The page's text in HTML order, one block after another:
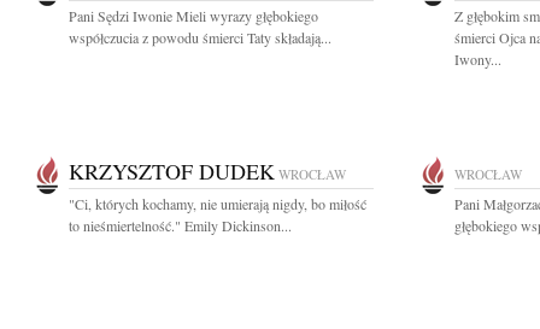
Pani Sędzi Iwonie Mieli wyrazy głębokiego
współczucia z powodu śmierci Taty składają...
Z głębokim
śmierci Ojca
Iwony...
KRZYSZTOF DUDEK WROCŁAW
"Ci, których kochamy, nie umierają nigdy, bo miłość
to nieśmiertelność." Emily Dickinson...
WROCŁAW
Pani
głębokiego